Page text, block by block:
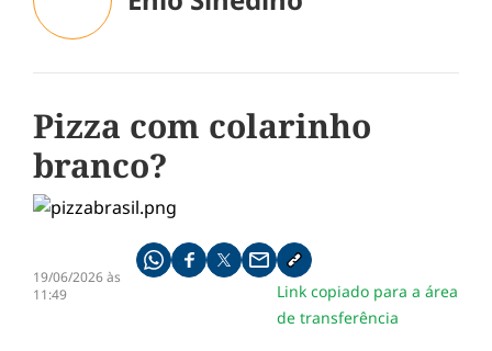
Pizza com colarinho
branco?
19/06/2026 às
11:49
Compartilhe pelo whatsapp
Compartilhar no facebook
Compartilhar no twitter
Compartilhe pelo email
Copiar link da notícia
Link copiado para a área
de transferência